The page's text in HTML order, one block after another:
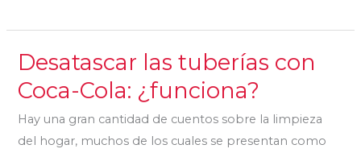
Desatascar las tuberías con
Coca-Cola: ¿funciona?
Hay una gran cantidad de cuentos sobre la limpieza
del hogar, muchos de los cuales se presentan como
Desatascar
las
tuberías
con
Coca-